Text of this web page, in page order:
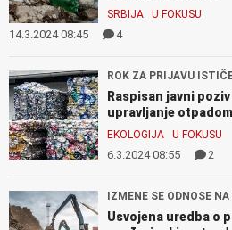
SRBIJA U FOKUSU
14.3.2024 08:45 4
ROK ZA PRIJAVU
Raspisan javni
upravljanje
EKOLOGIJA U FOKUSU
6.3.2024 08:55 2
IZMENE SE ODNOSE
Usvojena uredba o